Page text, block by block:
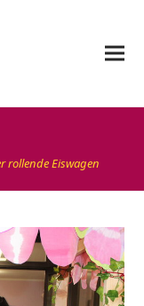
rollende Eiswagen